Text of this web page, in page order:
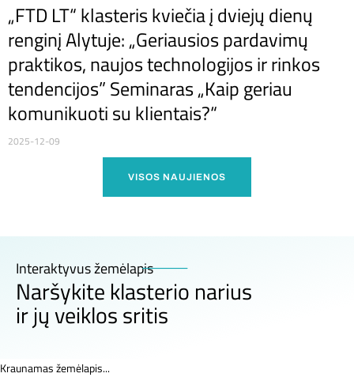
„FTD LT“ klasteris kviečia į dviejų dienų
renginį Alytuje: „Geriausios pardavimų
praktikos, naujos technologijos ir rinkos
tendencijos” Seminaras „Kaip geriau
komunikuoti su klientais?“
2025-12-09
VISOS NAUJIENOS
Interaktyvus žemėlapis
Naršykite klasterio narius
ir jų veiklos sritis
Kraunamas žemėlapis...